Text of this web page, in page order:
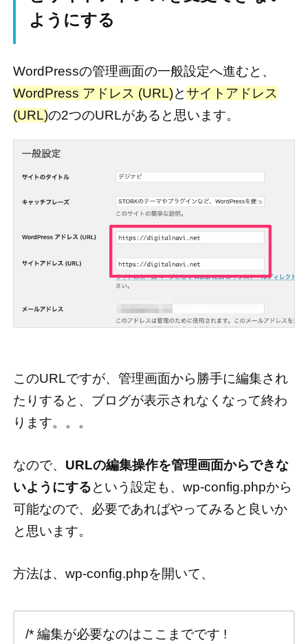
ようにする
WordPressの管理画面の一般設定へ進むと、
WordPress アドレス (URL)とサイトアドレス
(URL)の2つのURLがあると思います。
このURLですが、管理画面から勝手に編集され
たりすると、ブログが表示されなくなって終わ
ります。。。
なので、 URLの編集操作を管理画面からできな
いようにするという設定も、wp-config.phpから
可能なので、必要であればやってみると良いか
と思います。
方法は、wp-config.phpを開いて、
/* 編集が必要なのはここまでです !